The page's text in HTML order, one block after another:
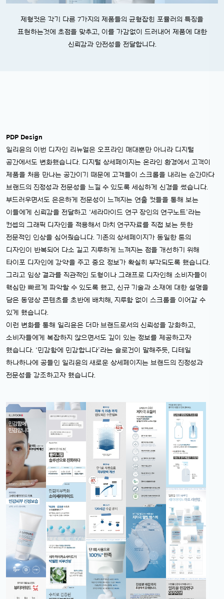
제형컷은 각기 다른 7가지의 제품들의 균형잡힌 포뮬러의 특징을
표현하는것에 초점을 맞추고, 이를 가감없이 드러내어 제품에 대한
신뢰감과 안전성을 전달합니다.
PDP Design
일리윤의 이번 디자인 리뉴얼은 오프라인 매대뿐만 아니라 디지털
공간에서도 변화했습니다. 디지털 상세페이지는 온라인 환경에서 고객이
제품을 처음 만나는 공간이기 때문에 고객들이 스크롤을 내리는 순간마다
브랜드의 진정성과 전문성을 느낄 수 있도록 세심하게 신경을 썼습니다.
부드러우면서도 은은하게 전문성이 느껴지는 연출 컷들을 통해 보는
이들에게 신뢰감을 전달하고 ‘세라마이드 연구 장인의 연구노트’라는
컨셉의 그래픽 디자인을 적용해서 마치 연구자료를 직접 보는 듯한
전문적인 인상을 심어줬습니다. 기존의 상세페이지가 동일한 톤의
디자인이 반복되어 다소 길고 지루하게 느껴지는 점을 개선하기 위해
타이포 디자인에 강약을 주고 중요 정보가 확실히 부각되도록 했습니다.
그리고 임상 결과를 직관적인 도형이나 그래프로 디자인해 소비자들이
핵심만 빠르게 파악할 수 있도록 했고, 신규 기술과 소재에 대한 설명을
담은 동영상 콘텐츠를 초반에 배치해, 지루함 없이 스크롤을 이어갈 수
있게 했습니다.
이런 변화를 통해 일리윤은 더마 브랜드로서의 신뢰성을 강화하고,
소비자들에게 복잡하지 않으면서도 깊이 있는 정보를 제공하고자
했습니다. ‘민감함에 민감합니다’라는 슬로건이 말해주듯, 디테일
하나하나에 공들인 일리윤의 새로운 상세페이지는 브랜드의 진정성과
전문성을 강조하고자 했습니다.